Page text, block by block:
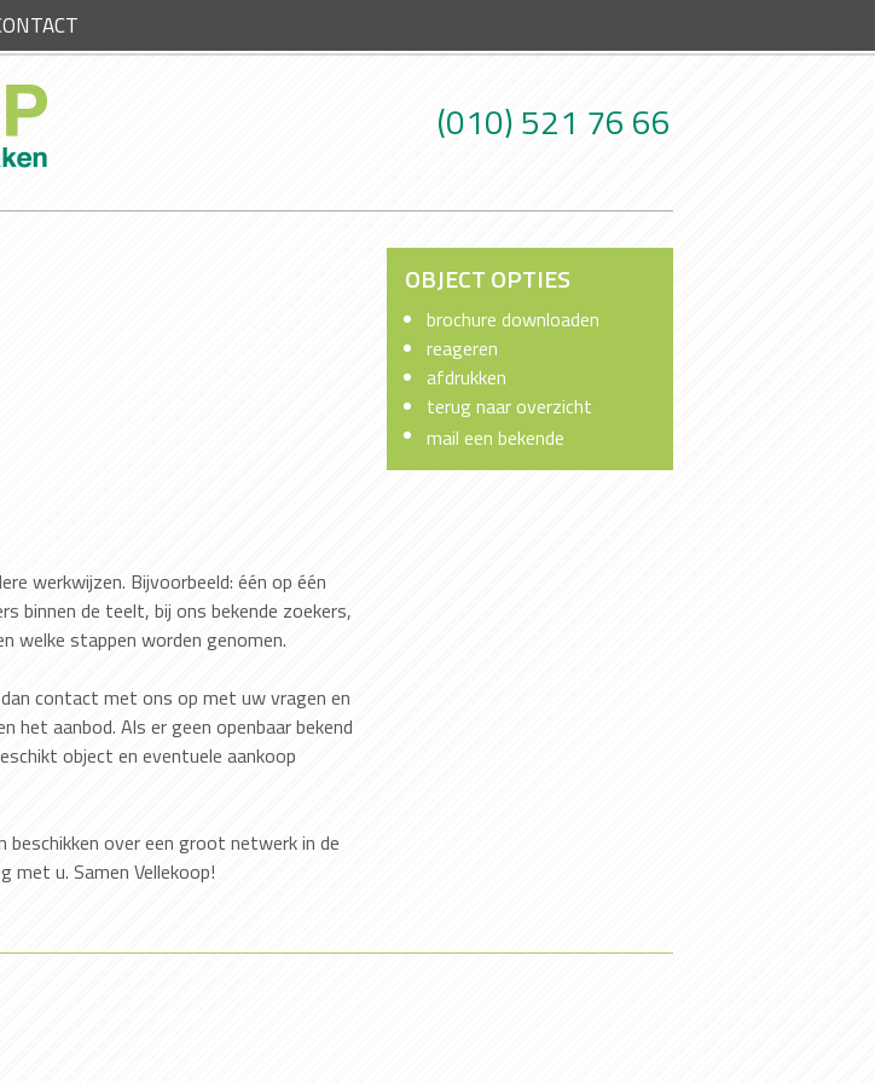
(010) 521 76 66
werkwijzen. Bijvoorbeeld: één op één
binnen de teelt, bij ons bekende zoekers,
welke stappen worden genomen.
contact met ons op met uw vragen en
het aanbod. Als er geen openbaar bekend
object en eventuele aankoop
beschikken over een groot netwerk in de
met u. Samen Vellekoop!
OBJECT OPTIES
brochure downloaden
reageren
afdrukken
terug naar overzicht